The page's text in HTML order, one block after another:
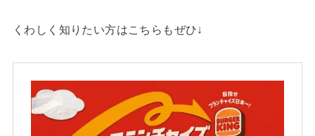
くわしく知りたい方はこちらもぜひ↓